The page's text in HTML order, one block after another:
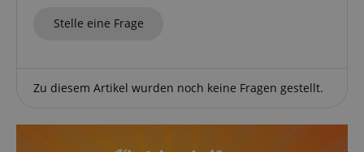
Stelle eine Frage
Zu diesem Artikel wurden noch keine Fragen gestellt.